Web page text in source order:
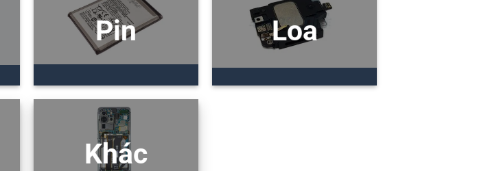
Pin Loa
Khác